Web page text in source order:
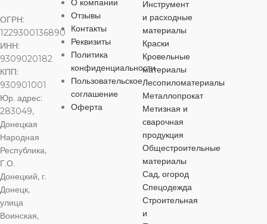
для внутренних
работ
наружных работ
ЦВЕТ черный
МАТЕРИАЛ
Сталь
65 мм
наружных работ
ЦВЕТ черный
для внутренних
работ,для
наружных работ
ЦВЕТ
МАТЕРИАЛ
Сталь
ДЛИНА
ОГРН:
1229300136890
ИНН:
9309020182
КПП:
930901001
Юр. адрес:
283049,
Донецкая
Народная
Республика,
Г.О.
Донецкий, г.
Донецк,
улица
Воинская,
О компании
Отзывы
Контакты
Реквизиты
Политика
конфиденциальности
Пользовательское
соглашение
Оферта
Инструмент
и расходные
материалы
Краски
Кровельные
материалы
Лесопиломатериалы
Металлопрокат
Метизная и
сварочная
продукция
Общестроительные
материалы
Сад, огород
Спецодежда
Строительная
и